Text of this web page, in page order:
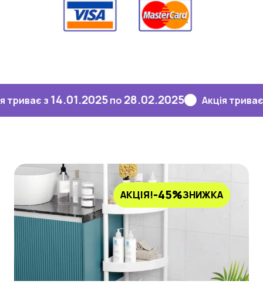
з14.01.2025по28.02.2025 Акція триває з
АКЦІЯ!-45%ЗНИЖКА